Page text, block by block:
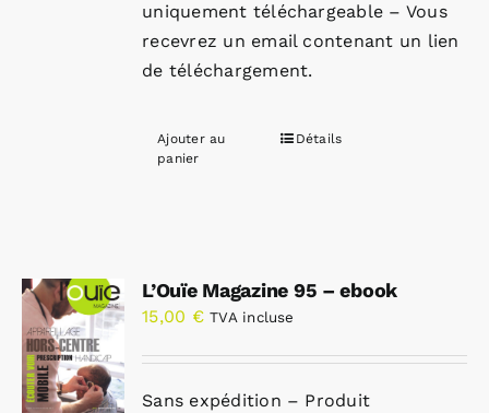
uniquement téléchargeable – Vous
recevrez un email contenant un lien
de téléchargement.
Ajouter au
panier
Détails
L’Ouïe Magazine 95 – ebook
15,00 € TVA incluse
Sans expédition – Produit